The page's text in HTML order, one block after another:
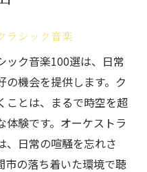
ラシック音楽
ック音楽100選は、日常
の機会を提供します。ク
ことは、まるで時空を超
体験です。オーケストラ
、日常の喧騒を忘れさ
市の落ち着いた環境で聴